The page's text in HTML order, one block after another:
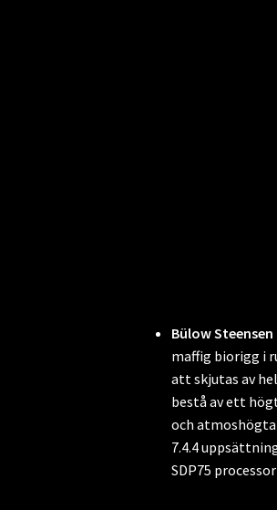
Bülow Steensen
maffig biorigg i
att skjutas av
bestå av ett
och
7.4.4
SDP75